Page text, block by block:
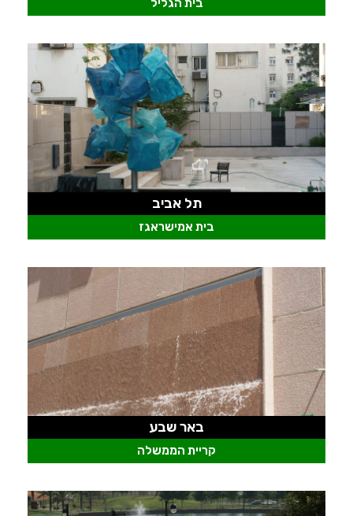
בית הגליל
בית אמישראגז
תל אביב
קריית הממשלה
באר שבע